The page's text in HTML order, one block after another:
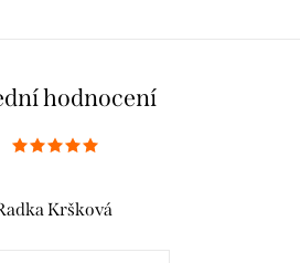
hodnocení
Kršková